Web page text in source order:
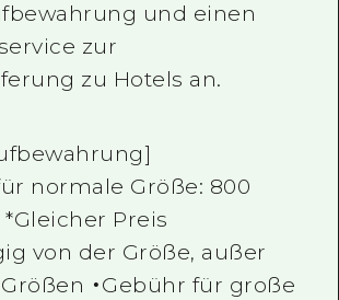
und einen
zur
zu Hotels an.
normale Größe: 800
*Gleicher Preis
von der Größe, außer
・Gebühr für große